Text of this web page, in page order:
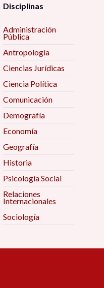
Disciplinas
Administración
Pública
Antropología
Ciencias Jurídicas
Ciencia Política
Comunicación
Demografía
Economía
Geografía
Historia
Psicología Social
Relaciones
Internacionales
Sociología